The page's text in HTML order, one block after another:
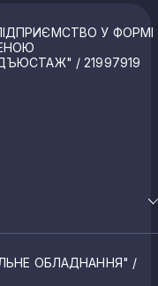
У ФОРМІ
/ 21997919
ОБЛАДНАННЯ" /